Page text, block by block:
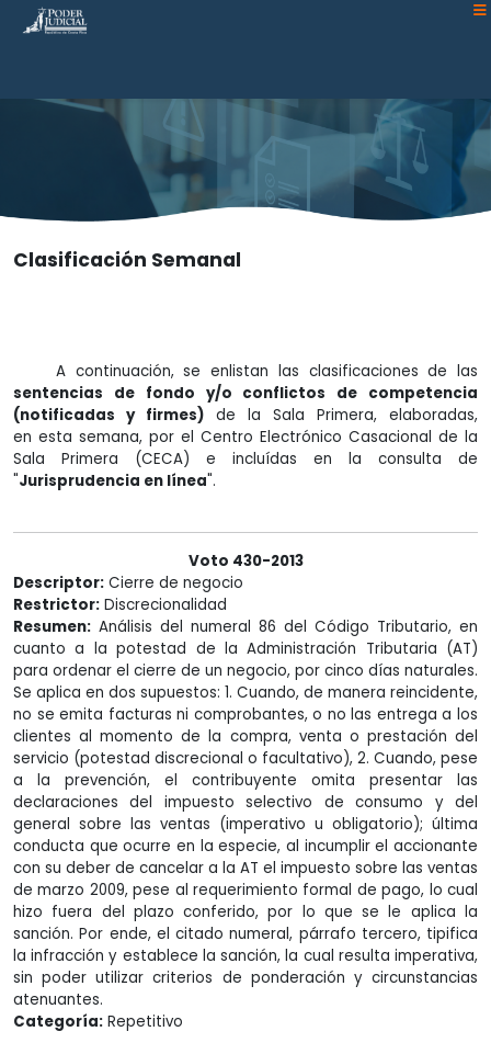
Atención:
Este
accesibilidad.
Clasificación Semanal
A continuación, se enlistan las clasificaciones de las
sentencias de fondo y/o conflictos de competencia
(notificadas y firmes) de la Sala Primera, elaboradas,
en esta semana, por el Centro Electrónico Casacional de la
Sala Primera (CECA) e incluídas en la consulta de
"Jurisprudencia en línea".
Voto 430-2013
Descriptor: Cierre de negocio
Restrictor: Discrecionalidad
Resumen: Análisis del numeral 86 del Código Tributario, en
cuanto a la potestad de la Administración Tributaria (AT)
para ordenar el cierre de un negocio, por cinco días naturales.
Se aplica en dos supuestos: 1. Cuando, de manera reincidente,
no se emita facturas ni comprobantes, o no las entrega a los
clientes al momento de la compra, venta o prestación del
servicio (potestad discrecional o facultativo), 2. Cuando, pese
a la prevención, el contribuyente omita presentar las
declaraciones del impuesto selectivo de consumo y del
general sobre las ventas (imperativo u obligatorio); última
conducta que ocurre en la especie, al incumplir el accionante
con su deber de cancelar a la AT el impuesto sobre las ventas
de marzo 2009, pese al requerimiento formal de pago, lo cual
hizo fuera del plazo conferido, por lo que se le aplica la
sanción. Por ende, el citado numeral, párrafo tercero, tipifica
la infracción y establece la sanción, la cual resulta imperativa,
sin poder utilizar criterios de ponderación y circunstancias
atenuantes.
Categoría: Repetitivo